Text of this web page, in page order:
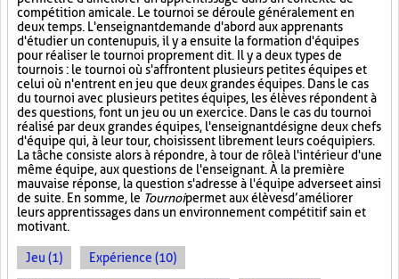
compétition amicale. Le tournoi se déroule généralement en
deux temps. L'enseignant demande d'abord aux apprenants
d'étudier un contenu puis, il y a ensuite la formation d'équipes
pour réaliser le tournoi proprement dit. Il y a deux types de
tournois : le tournoi où s'affrontent plusieurs petites équipes et
celui où n'entrent en jeu que deux grandes équipes. Dans le cas
du tournoi avec plusieurs petites équipes, les élèves répondent à
des questions, font un jeu ou un exercice. Dans le cas du tournoi
réalisé par deux grandes équipes, l'enseignant désigne deux chefs
d'équipe qui, à leur tour, choisissent librement leurs coéquipiers.
La tâche consiste alors à répondre, à tour de rôle à l'intérieur d'une
même équipe, aux questions de l'enseignant. À la première
mauvaise réponse, la question s'adresse à l'équipe adverse et ainsi
de suite. En somme, le Tournoipermet aux élèves d’améliorer
leurs apprentissages dans un environnement compétitif sain et
motivant.
Jeu (1) Expérience (10)